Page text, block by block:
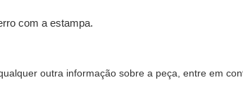
com a estampa.
outra informação sobre a peça, entre em